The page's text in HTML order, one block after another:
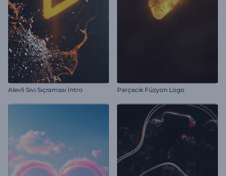
Alevli Sıvı Sıçraması İntro Parçacık Füzyon Logo